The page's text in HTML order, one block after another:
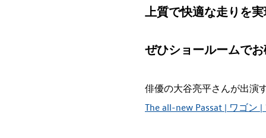
上質で快適な走りを
ぜひショールームで
俳優の大谷亮平さんが出演
The all-new Passat | ワゴン